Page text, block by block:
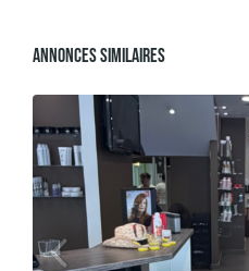
Annonces Similaires